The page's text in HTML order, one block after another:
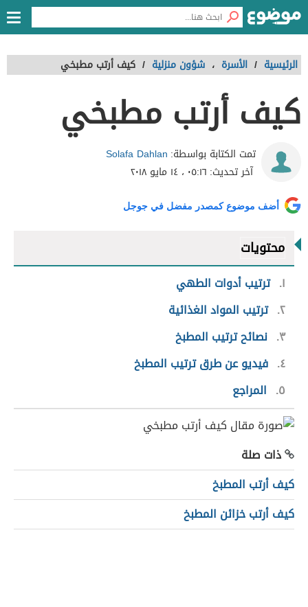
الرئيسية / الأسرة ، شؤون منزلية / كيف أرتب مطبخي
كيف أرتب مطبخي
تمت الكتابة بواسطة: Solafa Dahlan
آخر تحديث: ٠٥:١٦ ، ١٤ مايو ٢٠١٨
أضف موضوع كمصدر مفضل في جوجل
محتويات
١ ترتيب أدوات الطهي
٢ ترتيب المواد الغذائية
٣ نصائح ترتيب المطبخ
٤ فيديو عن طرق ترتيب المطبخ
٥
المراجع
ذات صلة
كيف أرتب المطبخ
كيف أرتب خزائن المطبخ